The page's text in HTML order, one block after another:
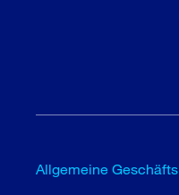
Allgemeine